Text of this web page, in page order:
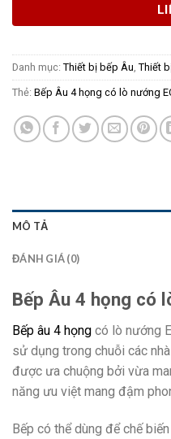
Danh mục: Thiết bị bếp Âu, Thiết
Thẻ: Bếp Âu 4 họng có lò nướng
MÔ TẢ
ĐÁNH GIÁ (0)
Bếp Âu 4 họng có
Bếp âu 4 họng có lò nướng
sử dụng trong chuỗi các
được ưa chuộng bởi vừa
năng ưu việt mang đậm
Bếp có thể dùng để chế